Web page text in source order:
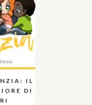
IL
DI